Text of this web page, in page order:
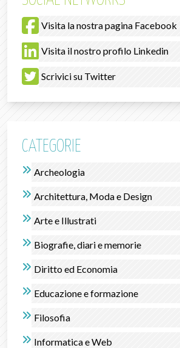
Visita la nostra pagina Facebook
Visita il nostro profilo Linkedin
Scrivici su Twitter
CATEGORIE
Archeologia
Architettura, Moda e Design
Arte e Illustrati
Biografie, diari e memorie
Diritto ed Economia
Educazione e formazione
Filosofia
Informatica e Web